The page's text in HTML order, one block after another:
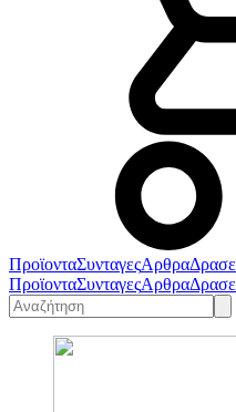
ΠροϊονταΣυνταγεςΑρθρα
ΠροϊονταΣυνταγεςΑρθρα